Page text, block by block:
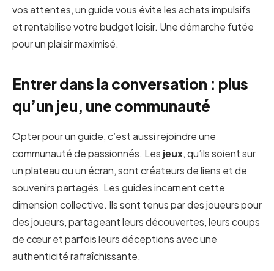
vos attentes, un guide vous évite les achats impulsifs
et rentabilise votre budget loisir. Une démarche futée
pour un plaisir maximisé.
Entrer dans la conversation : plus
qu’un jeu, une communauté
Opter pour un guide, c’est aussi rejoindre une
communauté de passionnés. Les jeux, qu’ils soient sur
un plateau ou un écran, sont créateurs de liens et de
souvenirs partagés. Les guides incarnent cette
dimension collective. Ils sont tenus par des joueurs pour
des joueurs, partageant leurs découvertes, leurs coups
de cœur et parfois leurs déceptions avec une
authenticité rafraîchissante.